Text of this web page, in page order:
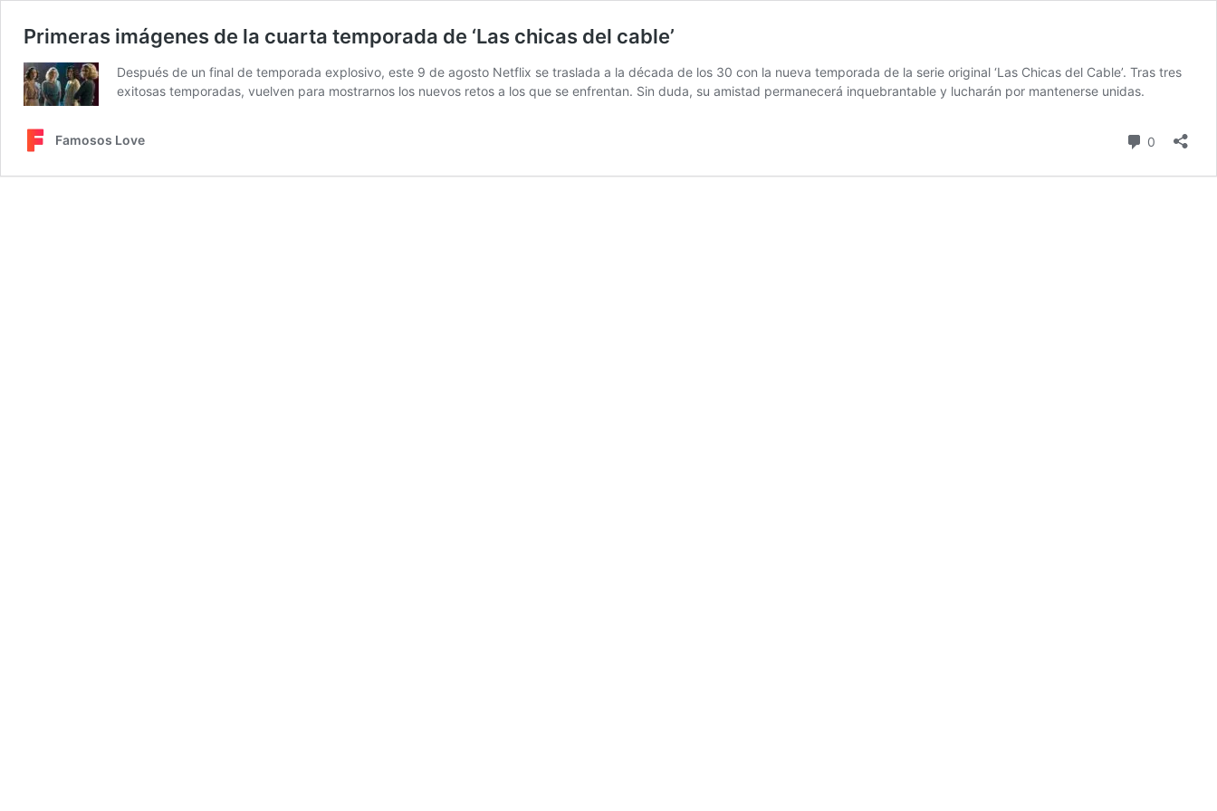
Primeras imágenes de la cuarta temporada de ‘Las chicas del cable’
Después de un final de temporada explosivo, este 9 de agosto Netflix se traslada a la década de los 30 con la nueva temporada de la serie original ‘Las Chicas del Cable’. Tras tres
exitosas temporadas, vuelven para mostrarnos los nuevos retos a los que se enfrentan. Sin duda, su amistad permanecerá inquebrantable y lucharán por mantenerse unidas.
Famosos Love 0